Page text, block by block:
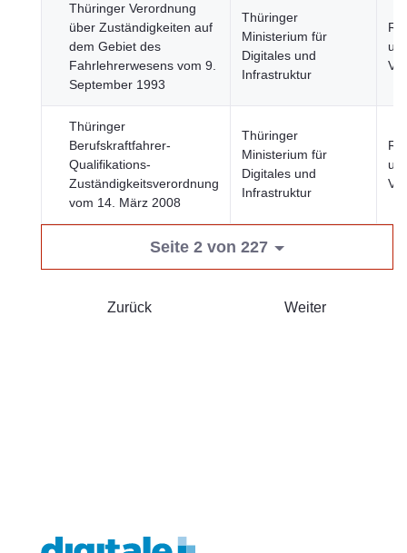
Thüringer Verordnung
über Zuständigkeiten auf
dem Gebiet des
Fahrlehrerwesens vom 9.
September 1993
Thüringer
Ministerium für
Digitales und
Infrastruktur
Thüringer
Berufskraftfahrer-
Qualifikations-
Zuständigkeitsverordnung
vom 14. März 2008
Thüringer
Ministerium für
Digitales und
Infrastruktur
Seite 2 von 227
Zurück Weiter